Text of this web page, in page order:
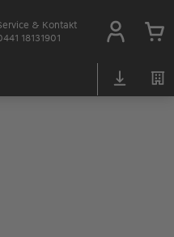
& Kontakt
18131901